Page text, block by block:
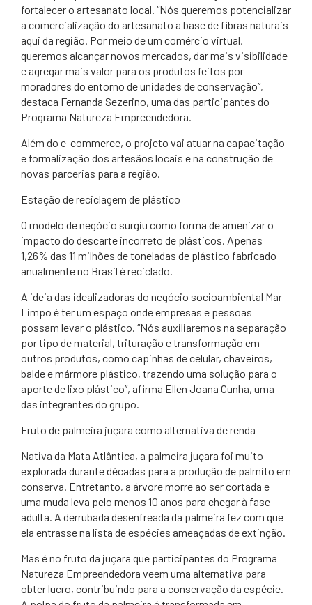
fortalecer o artesanato local. “Nós queremos potencializar
a comercialização do artesanato a base de fibras naturais
aqui da região. Por meio de um comércio virtual,
queremos alcançar novos mercados, dar mais visibilidade
e agregar mais valor para os produtos feitos por
moradores do entorno de unidades de conservação”,
destaca Fernanda Sezerino, uma das participantes do
Programa Natureza Empreendedora.
Além do e-commerce, o projeto vai atuar na capacitação
e formalização dos artesãos locais e na construção de
novas parcerias para a região.
Estação de reciclagem de plástico
O modelo de negócio surgiu como forma de amenizar o
impacto do descarte incorreto de plásticos. Apenas
1,26% das 11 milhões de toneladas de plástico fabricado
anualmente no Brasil é reciclado.
A ideia das idealizadoras do negócio socioambiental Mar
Limpo é ter um espaço onde empresas e pessoas
possam levar o plástico. “Nós auxiliaremos na separação
por tipo de material, trituração e transformação em
outros produtos, como capinhas de celular, chaveiros,
balde e mármore plástico, trazendo uma solução para o
aporte de lixo plástico”, afirma Ellen Joana Cunha, uma
das integrantes do grupo.
Fruto de palmeira juçara como alternativa de renda
Nativa da Mata Atlântica, a palmeira juçara foi muito
explorada durante décadas para a produção de palmito em
conserva. Entretanto, a árvore morre ao ser cortada e
uma muda leva pelo menos 10 anos para chegar à fase
adulta. A derrubada desenfreada da palmeira fez com que
ela entrasse na lista de espécies ameaçadas de extinção.
Mas é no fruto da juçara que participantes do Programa
Natureza Empreendedora veem uma alternativa para
obter lucro, contribuindo para a conservação da espécie.